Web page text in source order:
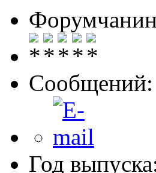
Форумчанин
Сообщений:
Год